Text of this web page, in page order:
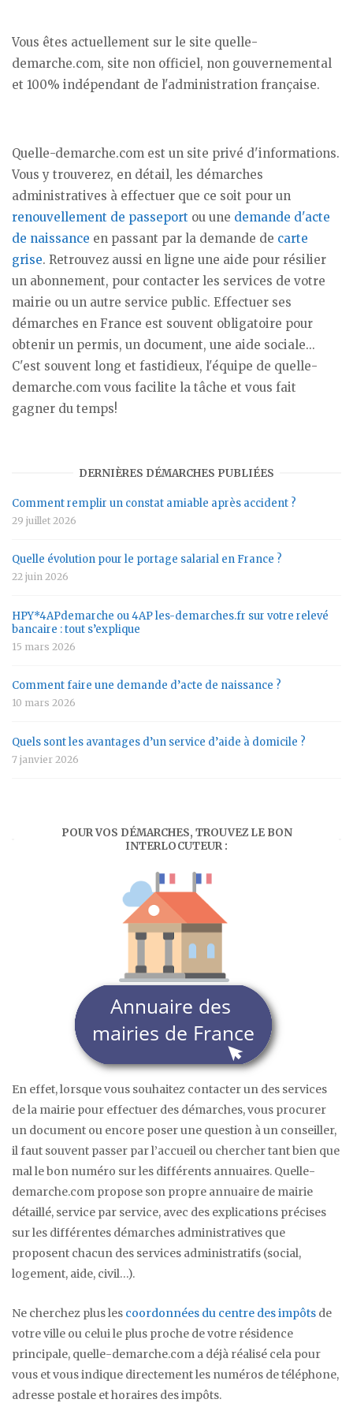
Vous êtes actuellement sur le site quelle-
demarche.com, site non officiel, non gouvernemental
et 100% indépendant de l'administration française.
Quelle-demarche.com est un site privé d'informations.
Vous y trouverez, en détail, les démarches
administratives à effectuer que ce soit pour un
renouvellement de passeport ou une demande d'acte
de naissance en passant par la demande de carte
grise. Retrouvez aussi en ligne une aide pour résilier
un abonnement, pour contacter les services de votre
mairie ou un autre service public. Effectuer ses
démarches en France est souvent obligatoire pour
obtenir un permis, un document, une aide sociale...
C'est souvent long et fastidieux, l'équipe de quelle-
demarche.com vous facilite la tâche et vous fait
gagner du temps!
DERNIÈRES DÉMARCHES PUBLIÉES
Comment remplir un constat amiable après accident ?
29 juillet 2026
Quelle évolution pour le portage salarial en France ?
22 juin 2026
HPY*4APdemarche ou 4AP les-demarches.fr sur votre relevé
bancaire : tout s’explique
15 mars 2026
Comment faire une demande d’acte de naissance ?
10 mars 2026
Quels sont les avantages d’un service d’aide à domicile ?
7 janvier 2026
POUR VOS DÉMARCHES, TROUVEZ LE BON
INTERLOCUTEUR :
En effet, lorsque vous souhaitez contacter un des services
de la mairie pour effectuer des démarches, vous procurer
un document ou encore poser une question à un conseiller,
il faut souvent passer par l’accueil ou chercher tant bien que
mal le bon numéro sur les différents annuaires. Quelle-
demarche.com propose son propre annuaire de mairie
détaillé, service par service, avec des explications précises
sur les différentes démarches administratives que
proposent chacun des services administratifs (social,
logement, aide, civil…).
Ne cherchez plus les coordonnées du centre des impôts de
votre ville ou celui le plus proche de votre résidence
principale, quelle-demarche.com a déjà réalisé cela pour
vous et vous indique directement les numéros de téléphone,
adresse postale et horaires des impôts.